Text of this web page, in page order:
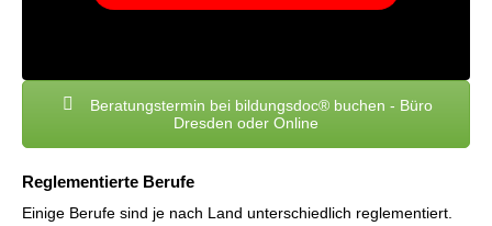
Beratungstermin bei bildungsdoc® buchen - Büro
Dresden oder Online
Reglementierte Berufe
Einige Berufe sind je nach Land unterschiedlich reglementiert.